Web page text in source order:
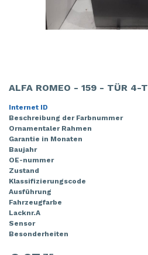
ALFA ROMEO - 159 - TÜR 4-
Internet ID
Beschreibung der Farbnummer
Ornamentaler Rahmen
Garantie in Monaten
Baujahr
OE-nummer
Zustand
Klassifizierungscode
Ausführung
Fahrzeugfarbe
Lacknr.A
Sensor
Besonderheiten